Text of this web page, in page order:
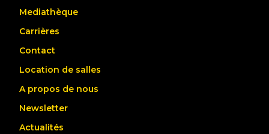
Mediathèque
Carrières
Contact
Location de salles
A propos de nous
Newsletter
Actualités